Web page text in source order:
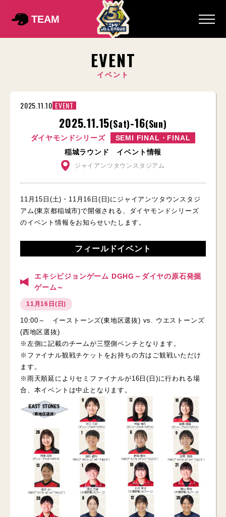
TEAM
EVENT
イベント
2025.11.10 EVENT
2025.11.15(Sat)-16(Sun)
ダイヤモンドシリーズ
SEMI FINAL・FINAL
稲城ラウンド イベント情報
ジャイアンツタウンスタジアム
11月15日(土)・11月16日(日)にジャイアンツタウンスタジ
アム(東京都稲城市)で開催される、ダイヤモンドシリーズ
のイベント情報をお知らせいたします。
フィールドイベント
エキシビジョンゲーム DGHG～ダイヤの原石発掘
ゲーム～
11月16日(日)
10:00～ イーストーンズ(東地区選抜) vs. ウエストーンズ
(西地区選抜)
※左側に記載のチームが三塁側ベンチとなります。
※ファイナル観戦チケットをお持ちの方はご観戦いただけ
ます。
※雨天順延によりセミファイナルが16日(日)に行われる場
合、本イベントは中止となります。